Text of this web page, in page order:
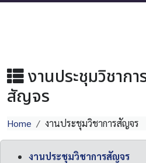
งานประชุมวิชากา
สัญจร
Home งานประชุมวิชาการสัญจร
งานประชุมวิชาการสัญจร